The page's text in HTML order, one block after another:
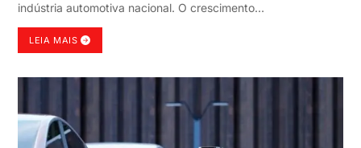
indústria automotiva nacional. O crescimento…
LEIA MAIS